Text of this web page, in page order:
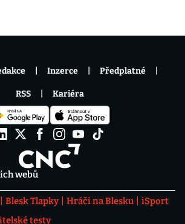
webů
Blesk Tlapky Hráči na Blesku
iSport
testy
Inzerce Předplatné
RSS Kariéra